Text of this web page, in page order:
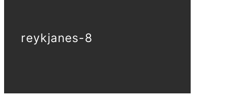
reykjanes-8